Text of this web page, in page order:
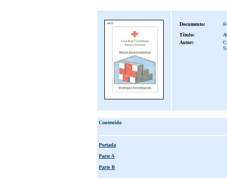
Documento:
Título:
Autor:
Contenido
Portada
Parte A
Parte B